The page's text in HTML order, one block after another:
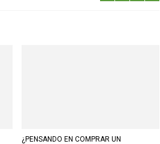
¿PENSANDO EN COMPRAR UN